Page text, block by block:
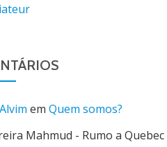
em Quem somos?
Mahmud - Rumo a Quebec